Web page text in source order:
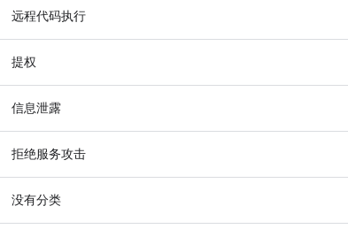
远程代码执行
提权
信息泄露
拒绝服务攻击
没有分类